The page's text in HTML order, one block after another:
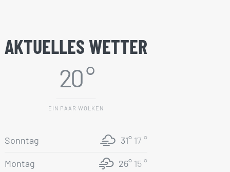
AKTUELLES WETTER
20 °
EIN PAAR WOLKEN
Sonntag 31° 17 °
Montag 26° 15 °